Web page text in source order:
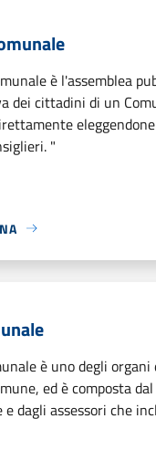
è l'assemblea
dei cittadini di un
"
è uno degli organi
ed è composta
e dagli assessori che